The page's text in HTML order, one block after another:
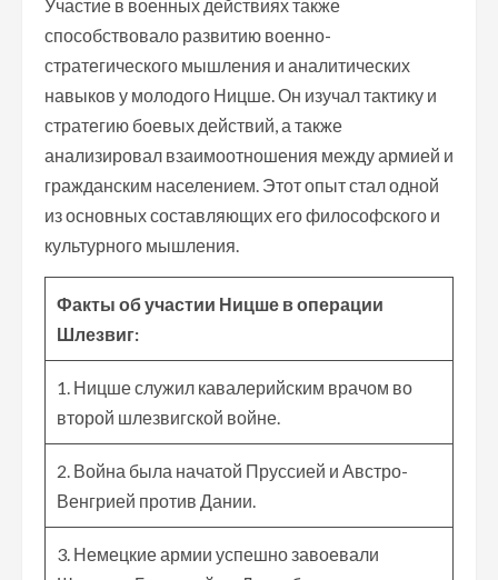
Участие в военных действиях также
способствовало развитию военно-
стратегического мышления и аналитических
навыков у молодого Ницше. Он изучал тактику и
стратегию боевых действий, а также
анализировал взаимоотношения между армией и
гражданским населением. Этот опыт стал одной
из основных составляющих его философского и
культурного мышления.
Факты об участии Ницше в операции
Шлезвиг:
1. Ницше служил кавалерийским врачом во
второй шлезвигской войне.
2. Война была начатой Пруссией и Австро-
Венгрией против Дании.
3. Немецкие армии успешно завоевали